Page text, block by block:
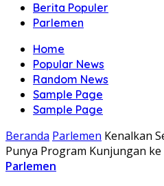
Berita Populer
Parlemen
Home
Popular News
Random News
Sample Page
Sample Page
Beranda Parlemen Kenalkan
Punya Program Kunjungan
Parlemen